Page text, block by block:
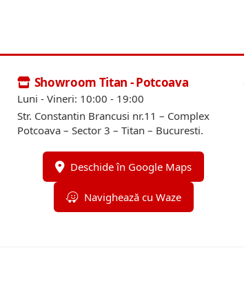
Showroom Titan - Potcoava
Luni - Vineri: 10:00 - 19:00
Str. Constantin Brancusi nr.11 – Complex
Potcoava – Sector 3 – Titan – Bucuresti.
Deschide în Google Maps
Navighează cu Waze